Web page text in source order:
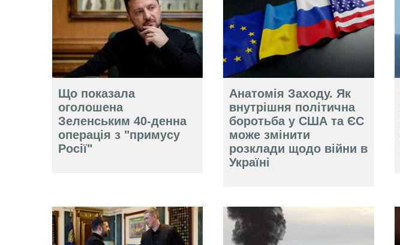
Що показала
оголошена
Зеленським 40-денна
операція з "примусу
Росії"
Анатомія Заходу. Як
внутрішня політична
боротьба у США та ЄС
може змінити
розклади щодо війни в
Україні